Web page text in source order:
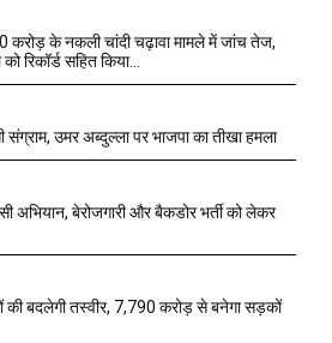
करोड़ के नकली चांदी चढ़ावा मामले में जांच तेज,
रिकॉर्ड सहित किया...
संग्राम, उमर अब्दुल्ला पर भाजपा का तीखा हमला
अभियान, बेरोजगारी और बैकडोर भर्ती को लेकर
की बदलेगी तस्वीर, 7,790 करोड़ से बनेगा सड़कों